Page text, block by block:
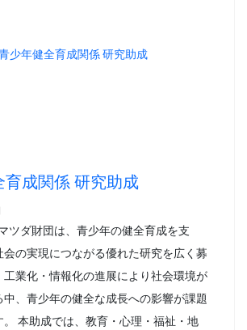
育成関係 研究助成
ツダ財団は、青少年の健全育成を支
会の実現につながる優れた研究を広く募
工業化・情報化の進展により社会環境が
中、青少年の健全な成長への影響が課題
。 本助成では、教育・心理・福祉・地